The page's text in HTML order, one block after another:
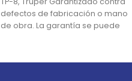
defectos de fabricación o mano
de obra. La garantía se puede